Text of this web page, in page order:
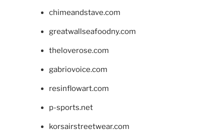
chimeandstave.com
greatwallseafoodny.com
theloverose.com
gabriovoice.com
resinflowart.com
p-sports.net
korsairstreetwear.com